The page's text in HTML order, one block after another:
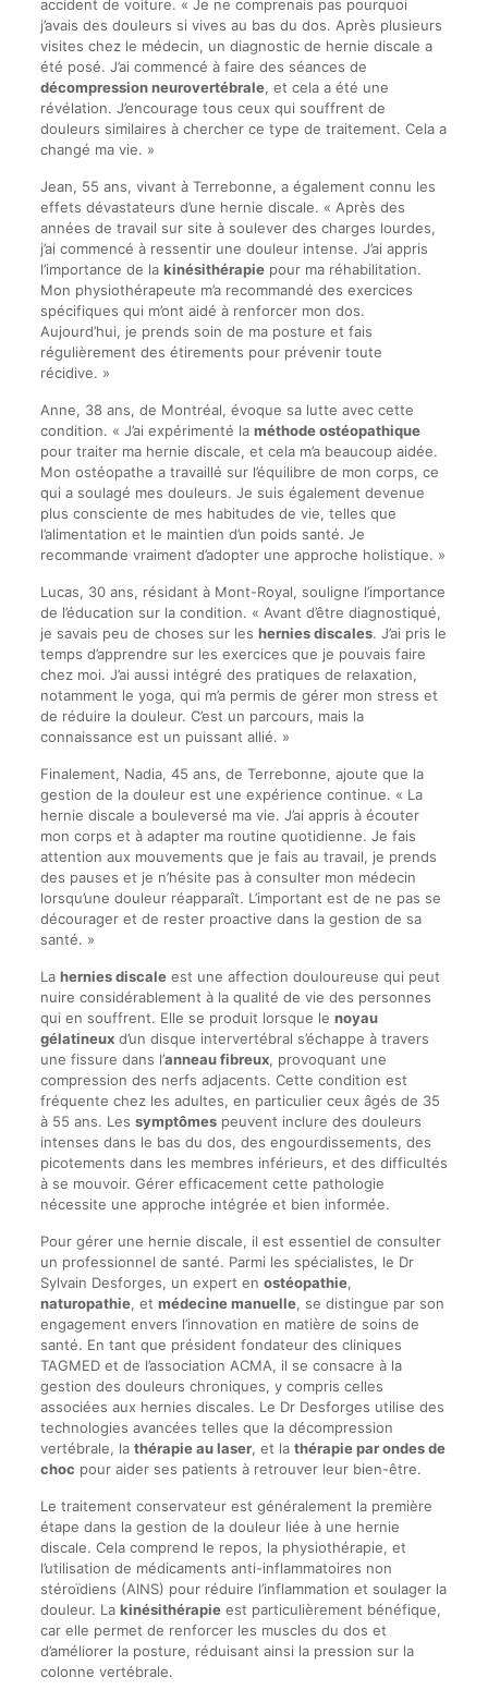
accident de voiture. « Je ne comprenais pas pourquoi
j’avais des douleurs si vives au bas du dos. Après plusieurs
visites chez le médecin, un diagnostic de hernie discale a
été posé. J’ai commencé à faire des séances de
décompression neurovertébrale, et cela a été une
révélation. J’encourage tous ceux qui souffrent de
douleurs similaires à chercher ce type de traitement. Cela a
changé ma vie. »
Jean, 55 ans, vivant à Terrebonne, a également connu les
effets dévastateurs d’une hernie discale. « Après des
années de travail sur site à soulever des charges lourdes,
j’ai commencé à ressentir une douleur intense. J’ai appris
l’importance de la kinésithérapiepour ma réhabilitation.
Mon physiothérapeute m’a recommandé des exercices
spécifiques qui m’ont aidé à renforcer mon dos.
Aujourd’hui, je prends soin de ma posture et fais
régulièrement des étirements pour prévenir toute
récidive. »
Anne, 38 ans, de Montréal, évoque sa lutte avec cette
condition. « J’ai expérimenté la méthode ostéopathique
pour traiter ma hernie discale, et cela m’a beaucoup aidée.
Mon ostéopathe a travaillé sur l’équilibre de mon corps, ce
qui a soulagé mes douleurs. Je suis également devenue
plus consciente de mes habitudes de vie, telles que
l’alimentation et le maintien d’un poids santé. Je
recommande vraiment d’adopter une approche holistique. »
Lucas, 30 ans, résidant à Mont-Royal, souligne l’importance
de l’éducation sur la condition. « Avant d’être diagnostiqué,
je savais peu de choses sur les hernies discales. J’ai pris le
temps d’apprendre sur les exercices que je pouvais faire
chez moi. J’ai aussi intégré des pratiques de relaxation,
notamment le yoga, qui m’a permis de gérer mon stress et
de réduire la douleur. C’est un parcours, mais la
connaissance est un puissant allié. »
Finalement, Nadia, 45 ans, de Terrebonne, ajoute que la
gestion de la douleur est une expérience continue. « La
hernie discale a bouleversé ma vie. J’ai appris à écouter
mon corps et à adapter ma routine quotidienne. Je fais
attention aux mouvements que je fais au travail, je prends
des pauses et je n’hésite pas à consulter mon médecin
lorsqu’une douleur réapparaît. L’important est de ne pas se
décourager et de rester proactive dans la gestion de sa
santé. »
La hernies discaleest une affection douloureuse qui peut
nuire considérablement à la qualité de vie des personnes
qui en souffrent. Elle se produit lorsque le noyau
gélatineuxd’un disque intervertébral s’échappe à travers
une fissure dans l’anneau fibreux, provoquant une
compression des nerfs adjacents. Cette condition est
fréquente chez les adultes, en particulier ceux âgés de 35
à 55 ans. Les symptômespeuvent inclure des douleurs
intenses dans le bas du dos, des engourdissements, des
picotements dans les membres inférieurs, et des difficultés
à se mouvoir. Gérer efficacement cette pathologie
nécessite une approche intégrée et bien informée.
Pour gérer une hernie discale, il est essentiel de consulter
un professionnel de santé. Parmi les spécialistes, le Dr
Sylvain Desforges, un expert en ostéopathie,
naturopathie, et médecine manuelle, se distingue par son
engagement envers l’innovation en matière de soins de
santé. En tant que président fondateur des cliniques
TAGMED et de l’association ACMA, il se consacre à la
gestion des douleurs chroniques, y compris celles
associées aux hernies discales. Le Dr Desforges utilise des
technologies avancées telles que la décompression
vertébrale, la thérapie au laser, et la thérapie par ondes de
choc pour aider ses patients à retrouver leur bien-être.
Le traitement conservateur est généralement la première
étape dans la gestion de la douleur liée à une hernie
discale. Cela comprend le repos, la physiothérapie, et
l’utilisation de médicaments anti-inflammatoires non
stéroïdiens (AINS) pour réduire l’inflammation et soulager la
douleur. La kinésithérapieest particulièrement bénéfique,
car elle permet de renforcer les muscles du dos et
d’améliorer la posture, réduisant ainsi la pression sur la
colonne vertébrale.